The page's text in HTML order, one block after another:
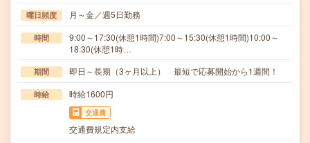
曜日頻度 月～金／週5日勤務
時間
9:00～17:30(休憩1時間)7:00～15:30(休憩1時間)10:00～
18:30(休憩1時…
期間 即日～長期（3ヶ月以上） 最短で応募開始から1週間！
時給 時給1600円
交通費
交通費規定内支給